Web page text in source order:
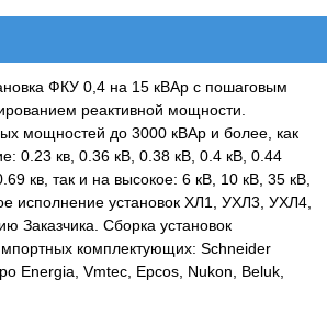
ФКУ 0,4 на 15 кВАр с пошаговым
реактивной мощности.
мощностей до 3000 кВАр и более, как
0.23 кв, 0.36 кВ, 0.38 кВ, 0.4 кВ, 0.44
кв, так и на высокое: 6 кВ, 10 кВ, 35 кВ,
исполнение установок ХЛ1, УХЛ3, УХЛ4,
Заказчика. Сборка установок
комплектующих: Schneider
Energia, Vmtec, Epcos, Nukon, Beluk,